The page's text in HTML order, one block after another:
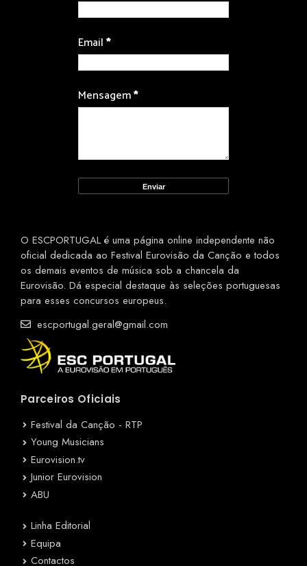
Email*
Mensagem*
O ESCPORTUGAL é uma página online independente não
oficial dedicada ao Festival Eurovisão da Canção e todos
os demais eventos de música sob a chancela da
Eurovisão. Dá especial destaque às seleções portuguesas
para esses concursos europeus.
escportugal.geral@gmail.com
Parceiros Oficiais
Festival da Canção - RTP
Young Musicians
Eurovision.tv
Junior Eurovision
ABU
Linha Editorial
Equipa
Contactos